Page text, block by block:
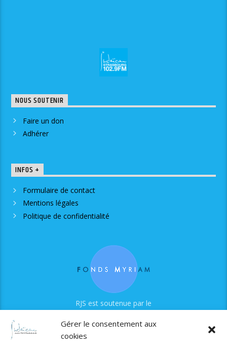
Gérer le consentement aux
cookies
NOUS SOUTENIR
Faire un don
Adhérer
INFOS +
Formulaire de contact
Mentions légales
Politique de confidentialité
RJS est soutenue par le